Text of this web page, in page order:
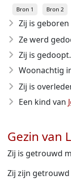
Bron 1 Bron 2
Zij is
Ze werd
Zij is gedoopt.
Woonachtig
Zij is
Een kind van
Gezin van
Zij is getrouwd
Zij zijn